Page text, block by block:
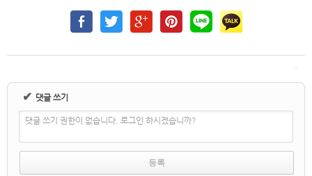
✔ 댓글 쓰기
댓글 쓰기 권한이 없습니다. 로그인 하시겠습니까?